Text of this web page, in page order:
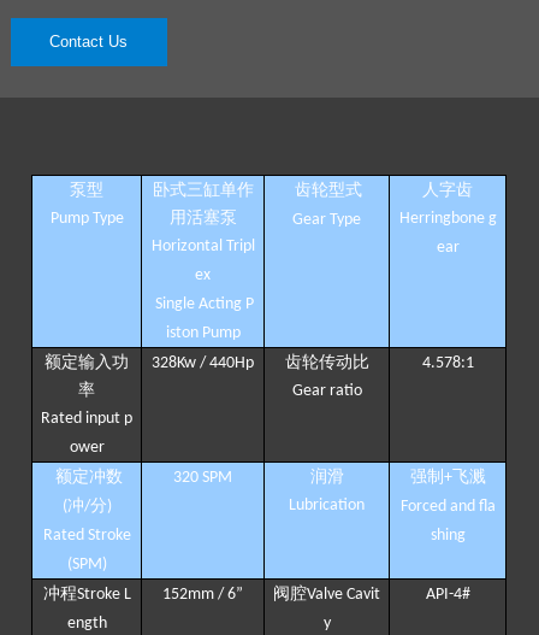
Contact Us
泵型
Pump Type
卧式三缸单作
用活塞泵
Horizontal Tripl
ex
Single Acting P
iston Pump
齿轮型式
Gear Type
人字齿
Herringbone g
ear
额定输入功
率
Rated input p
ower
328Kw / 440Hp
齿轮传动比
Gear ratio
4.578:1
额定冲数
(冲/分)
Rated Stroke
(SPM)
320 SPM
润滑
Lubrication
强制 +飞溅
Forced and fla
shing
冲程Stroke L
ength
152mm / 6” 阀腔Valve Cavit
y
API-4#